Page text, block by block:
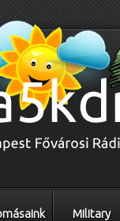
Military